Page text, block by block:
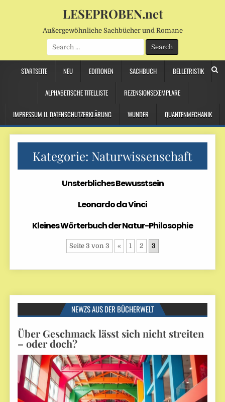
LESEPROBEN.net
Außergewöhnliche Sachbücher und Romane
Search
for:
STARTSEITE NEU EDITIONEN SACHBUCH BELLETRISTIK
ALPHABETISCHE TITELLISTE REZENSIONSEXEMPLARE
IMPRESSUM U. DATENSCHUTZERKLÄRUNG WUNDER QUANTENMECHANIK
Kategorie: Naturwissenschaft
Unsterbliches Bewusstsein
Leonardo da Vinci
Kleines Wörterbuch der Natur-Philosophie
Seite 3 von 3 « 1 2 3
NEWZS AUS DER BÜCHERWELT
Über Geschmack lässt sich nicht streiten
– oder doch?